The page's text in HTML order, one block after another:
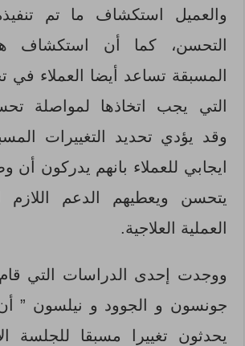
والعميل استكشاف ما تم
التحسن، كما أن استكشاف
المسبقة تساعد أيضا العملاء في
التي يجب اتخاذها لمواصلة
وقد يؤدي تحديد التغييرات
ايجابي للعملاء بانهم يدركون
يتحسن ويعطيهم الدعم اللازم
العملية العلاجية.
ووجدت إحدى الدراسات التي
جونسون و الجوود و نيلسون ” أن
يحدثون تغييرا مسبقا للجلسة